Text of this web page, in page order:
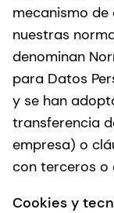
mecanismo
nuestras
denominan
para Datos
y se han
transferencia
empresa) o
con terceros o
Cookies y